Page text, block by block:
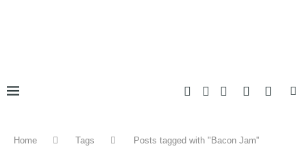
Home Tags Posts tagged with "Bacon Jam"